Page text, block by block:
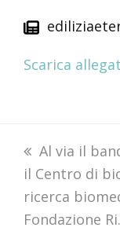
Scarica
previous
post:
Al via il
il Centro di
ricerca
Fondazione